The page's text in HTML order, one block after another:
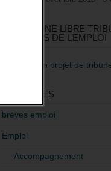
RÉDIGEZ UNE LIBRE
POLITIQUES DE L’EMPLOI
>Décrire mon projet de
CATÉGORIES
brèves emploi
Emploi
Accompagnement